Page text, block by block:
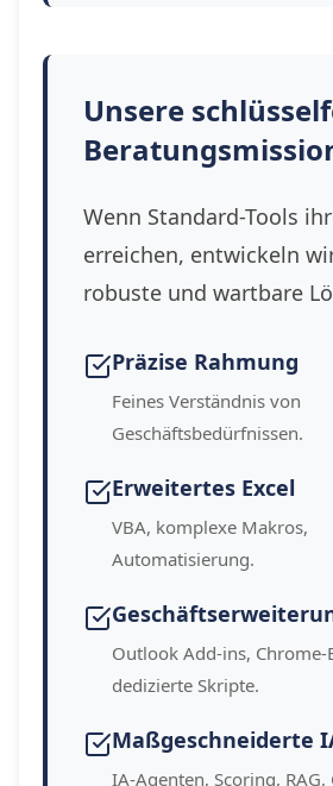
Unsere
Wenn Standard-Tools
erreichen, entwickeln
robuste und wartbare
Präzise Rahmung
Feines Verständnis von
Geschäftsbedürfnissen.
Erweitertes Excel
VBA, komplexe Makros,
Automatisierung.
Outlook Add-ins,
dedizierte Skripte.
Maßgeschneiderte
IA-Agenten, Scoring, RAG,